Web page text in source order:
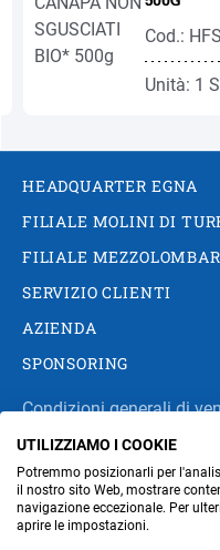
Cod.:
Unità: 1
HEADQUARTER EGNA
FILIALE MOLINI DI
FILIALE
SERVIZIO CLIENTI
AZIENDA
SPONSORING
Condizioni generali di
Impressum
Modifica
Amministrazione
UTILIZZIAMO I COOKIE
Potremmo posizionarli per
il nostro sito Web, mostrare
navigazione eccezionale. Per
aprire le impostazioni.